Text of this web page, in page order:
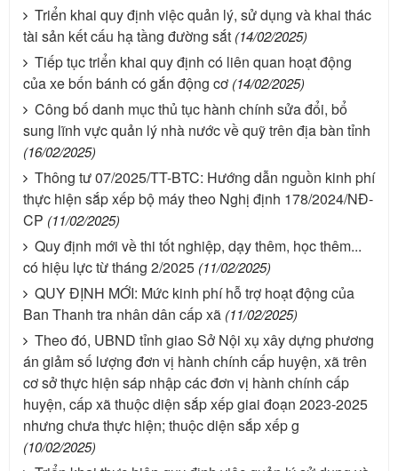
Triển khai quy định việc quản lý, sử dụng và khai thác
tài sản kết cấu hạ tầng đường sắt (14/02/2025)
Tiếp tục triển khai quy định có liên quan hoạt động
của xe bốn bánh có gắn động cơ (14/02/2025)
Công bố danh mục thủ tục hành chính sửa đổi, bổ
sung lĩnh vực quản lý nhà nước về quỹ trên địa bàn tỉnh
(16/02/2025)
Thông tư 07/2025/TT-BTC: Hướng dẫn nguồn kinh phí
thực hiện sắp xếp bộ máy theo Nghị định 178/2024/NĐ-
CP (11/02/2025)
Quy định mới về thi tốt nghiệp, dạy thêm, học thêm...
có hiệu lực từ tháng 2/2025 (11/02/2025)
QUY ĐỊNH MỚI: Mức kinh phí hỗ trợ hoạt động của
Ban Thanh tra nhân dân cấp xã (11/02/2025)
Theo đó, UBND tỉnh giao Sở Nội xụ xây dựng phương
án giảm số lượng đơn vị hành chính cấp huyện, xã trên
cơ sở thực hiện sáp nhập các đơn vị hành chính cấp
huyện, cấp xã thuộc diện sắp xếp giai đoạn 2023-2025
nhưng chưa thực hiện; thuộc diện sắp xếp g
(10/02/2025)